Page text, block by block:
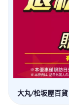
大丸/松坂屋百貨